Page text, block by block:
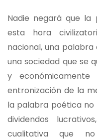
Nadie negará que la
esta hora
nacional, una
una sociedad que se
y
entronización de la
la palabra poética
dividendos
cualitativa que